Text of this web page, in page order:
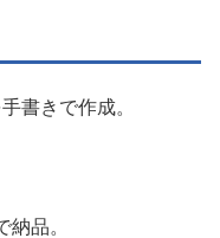
書きで作成。
品。